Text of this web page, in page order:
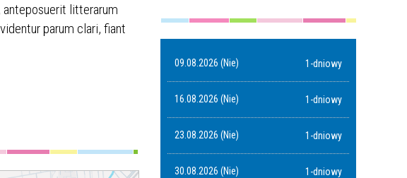
litterarum
parum clari, fiant
09.08.2026 (Nie) 1-dniowy
16.08.2026 (Nie) 1-dniowy
23.08.2026 (Nie) 1-dniowy
30.08.2026 (Nie) 1-dniowy